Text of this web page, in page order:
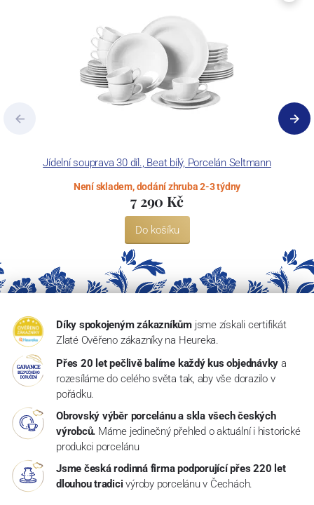
Jídelní souprava 30 díl., Beat bílý, Porcelán Seltmann
Není skladem, dodání zhruba 2-3 týdny
7 290 Kč
Do košíku
Díky spokojeným zákazníkům jsme získali certifikát
Zlaté Ověřeno zákazníky na Heureka.
Přes 20 let pečlivě balíme každý kus objednávky a
rozesíláme do celého světa tak, aby vše dorazilo v
pořádku.
Obrovský výběr porcelánu a skla všech českých
výrobců. Máme jedinečný přehled o aktuální i historické
produkci porcelánu
Jsme česká rodinná firma podporující přes 220 let
dlouhou tradici výroby porcelánu v Čechách.